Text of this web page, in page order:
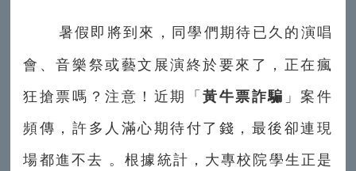
暑假即將到來，同學們期待已久的演唱
會、音樂祭或藝文展演終於要來了，正在瘋
狂搶票嗎？注意！近期「黃牛票詐騙 」案件
頻傳，許多人滿心期待付了錢，最後卻連現
場都進不去 。根據統計，大專校院學生正是